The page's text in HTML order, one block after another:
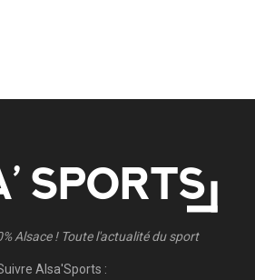
Alsace ! Toute l'actualité du sport
Alsa'Sports :